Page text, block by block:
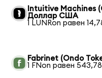
Intuitive Machines
Доллар США
1 LUNRon равен
Fabrinet (Ondo
1 FNon равен